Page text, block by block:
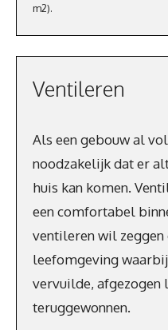
m2).
Ventileren
Als een gebouw al
noodzakelijk dat er
huis kan komen.
een comfortabel
ventileren wil zeggen
leefomgeving
vervuilde, afgezogen
teruggewonnen.